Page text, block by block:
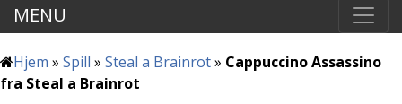
MENU
Hjem » Spill » Steal a Brainrot» Cappuccino Assassino
fra Steal a Brainrot